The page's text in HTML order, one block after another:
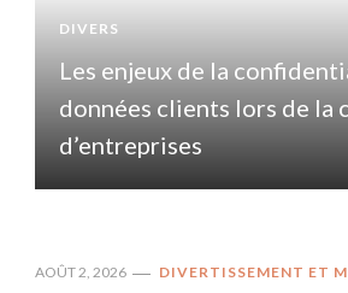
DIVERS
Les enjeux de la
données clients lors de la
d’entreprises
AOÛT 2, 2026 DIVERTISSEMENT ET